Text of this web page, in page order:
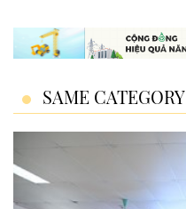
SAME CATEGORY